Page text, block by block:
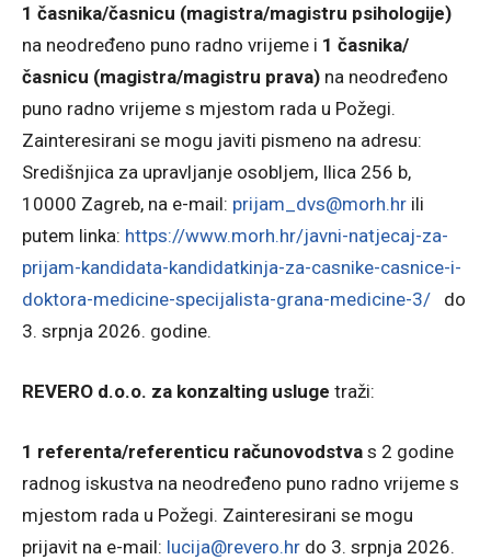
1 časnika/časnicu (magistra/magistru psihologije)
na neodređeno puno radno vrijeme i 1 časnika/
časnicu (magistra/magistru prava) na neodređeno
puno radno vrijeme s mjestom rada u Požegi.
Zainteresirani se mogu javiti pismeno na adresu:
Središnjica za upravljanje osobljem, Ilica 256 b,
10000 Zagreb, na e-mail: prijam_dvs@morh.hr ili
putem linka: https://www.morh.hr/javni-natjecaj-za-
prijam-kandidata-kandidatkinja-za-casnike-casnice-i-
doktora-medicine-specijalista-grana-medicine-3/ do
3. srpnja 2026. godine.
REVERO d.o.o. za konzalting usluge traži:
1 referenta/referenticu računovodstva s 2 godine
radnog iskustva na neodređeno puno radno vrijeme s
mjestom rada u Požegi. Zainteresirani se mogu
prijavit na e-mail: lucija@revero.hr do 3. srpnja 2026.